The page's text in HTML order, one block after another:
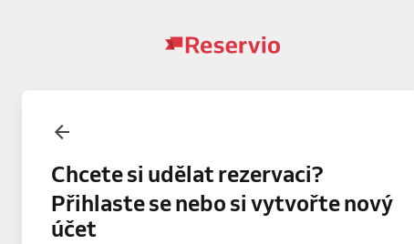
Chcete si udělat rezervaci?
Přihlaste se nebo si vytvořte nový
účet